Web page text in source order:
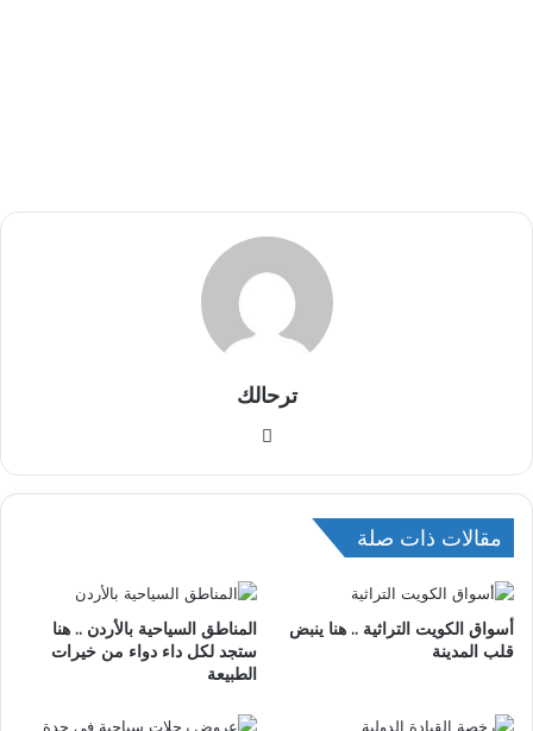
ترحالك
ق
و
ي
ب
مقالات ذات صلة
أسواق الكويت التراثية .. هنا ينبض
قلب المدينة
المناطق السياحية بالأردن .. هنا
ستجد لكل داء دواء من خيرات
الطبيعة